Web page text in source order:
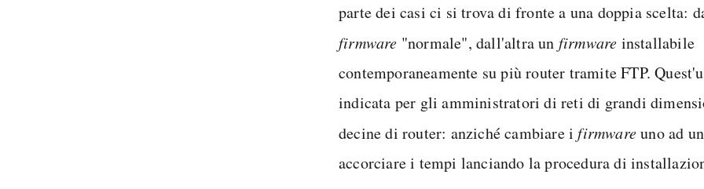
parte dei casi ci si trova di fronte a una doppia scelta:
firmware "normale", dall'altra un firmware installabile
contemporaneamente su più router tramite FTP.
indicata per gli amministratori di reti di grandi
decine di router: anziché cambiare ifirmwareuno ad
accorciare i tempi lanciando la procedura di